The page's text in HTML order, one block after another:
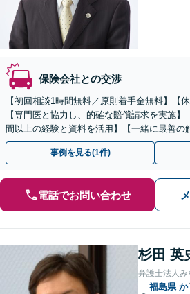
保険会社との交渉
【初回相談1時間無料／原則着手金無料】【
【専門医と協力し、的確な賠償請求を実施
間以上の経験と資料を活用】【一緒に最善の
う。】
事例を見る(1件)
電話でお問い合わせ
杉田 英
弁護士法人
福島県 か